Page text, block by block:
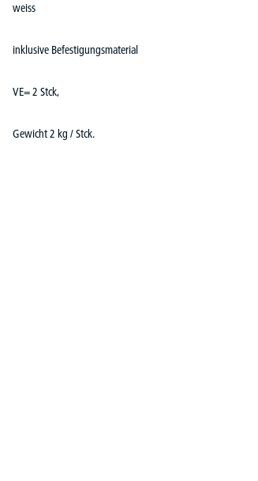
weiss
inklusive Befestigungsmaterial
VE= 2 Stck,
Gewicht 2 kg / Stck.